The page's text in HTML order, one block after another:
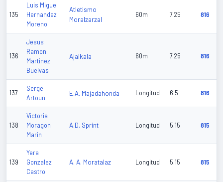
135
Luis Miguel
Hernandez
Moreno
Atletismo
Moralzarzal
60m 7.25 816
136
Jesus
Ramon
Martinez
Buelvas
Ajalkala 60m 7.25 816
137
Serge
Artoun
E.A. Majadahonda Longitud 6.5 816
138
Victoria
Moragon
Marin
A.D. Sprint Longitud 5.15 815
139
Yera
Gonzalez
Castro
A. A. Moratalaz Longitud 5.15 815